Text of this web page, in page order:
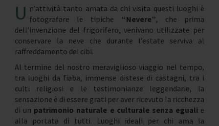
U n’attività tanto amata da chi visita questi luoghi è
fotografare le tipiche “Nevere”, che prima
dell’invenzione del frigorifero, venivano utilizzate per
conservare la neve che durante l’estate serviva al
raffreddamento dei cibi.
Al termine del nostro meraviglioso viaggio nel tempo,
tra luoghi da fiaba, immense distese di castagni, tra i
culti religiosi e le testimonianze leggendarie, la
sensazione è di essere grati per aver ricevuto la ricchezza
di un patrimonio naturale e culturale senza eguali e
alla portata di tutti. Luoghi ideali per chi ama la